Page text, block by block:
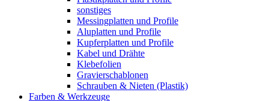
sonstiges
Messingplatten und Profile
Aluplatten und Profile
Kupferplatten und Profile
Kabel und Drähte
Klebefolien
Gravierschablonen
Schrauben & Nieten (Plastik)
Farben & Werkzeuge